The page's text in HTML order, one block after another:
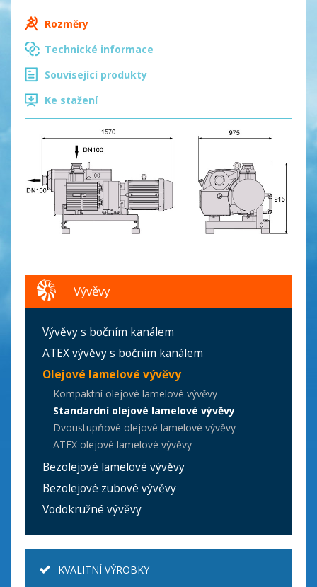
Rozměry
Technické informace
Související produkty
Ke stažení
Vývěvy
Vývěvy s bočním kanálem
ATEX vývěvy s bočním kanálem
Olejové lamelové vývěvy
Kompaktní olejové lamelové vývěvy
Standardní olejové lamelové vývěvy
Dvoustupňové olejové lamelové vývěvy
ATEX olejové lamelové vývěvy
Bezolejové lamelové vývěvy
Bezolejové zubové vývěvy
Vodokružné vývěvy
KVALITNÍ VÝROBKY